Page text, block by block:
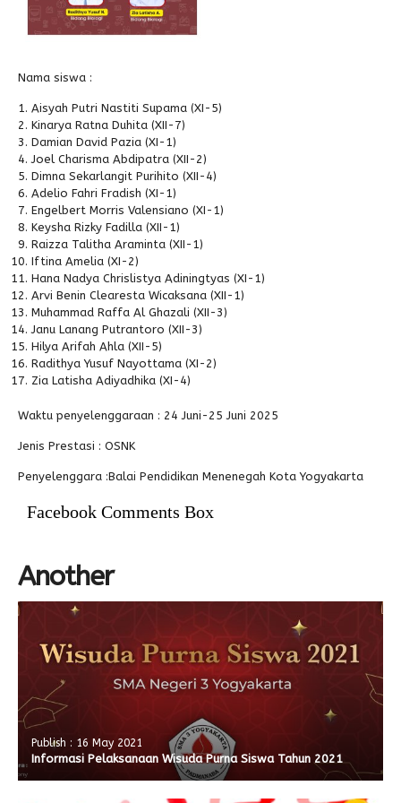
Nama siswa :
Aisyah Putri Nastiti Supama (XI-5)
Kinarya Ratna Duhita (XII-7)
Damian David Pazia (XI-1)
Joel Charisma Abdipatra (XII-2)
Dimna Sekarlangit Purihito (XII-4)
Adelio Fahri Fradish (XI-1)
Engelbert Morris Valensiano (XI-1)
Keysha Rizky Fadilla (XII-1)
Raizza Talitha Araminta (XII-1)
Iftina Amelia (XI-2)
Hana Nadya Chrislistya Adiningtyas (XI-1)
Arvi Benin Clearesta Wicaksana (XII-1)
Muhammad Raffa Al Ghazali (XII-3)
Janu Lanang Putrantoro (XII-3)
Hilya Arifah Ahla (XII-5)
Radithya Yusuf Nayottama (XI-2)
Zia Latisha Adiyadhika (XI-4)
Waktu penyelenggaraan : 24 Juni-25 Juni 2025
Jenis Prestasi : OSNK
Penyelenggara :Balai Pendidikan Menenegah Kota Yogyakarta
Facebook Comments Box
Another
Publish : 16 May 2021
Informasi Pelaksanaan Wisuda Purna Siswa Tahun 2021